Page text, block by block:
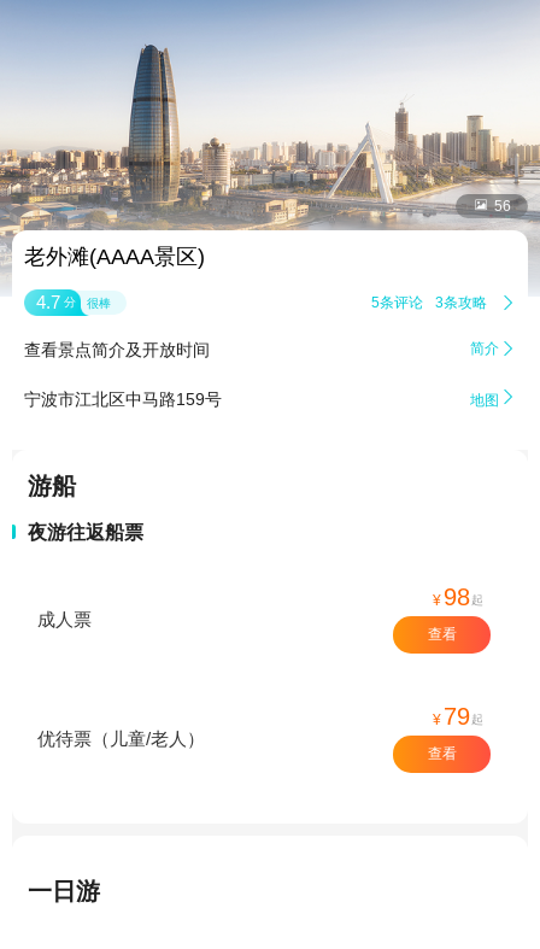
 56
老外滩(AAAA景区)
4.7 分 很棒 5条评论 3条攻略 
查看景点简介及开放时间 简介 
宁波市江北区中马路159号 地图 
游船
夜游往返船票
成人票
¥ 98起
查看
优待票（儿童/老人）
¥ 79起
查看
一日游